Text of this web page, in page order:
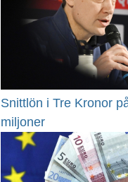
Snittlön i Tre Kronor
miljoner